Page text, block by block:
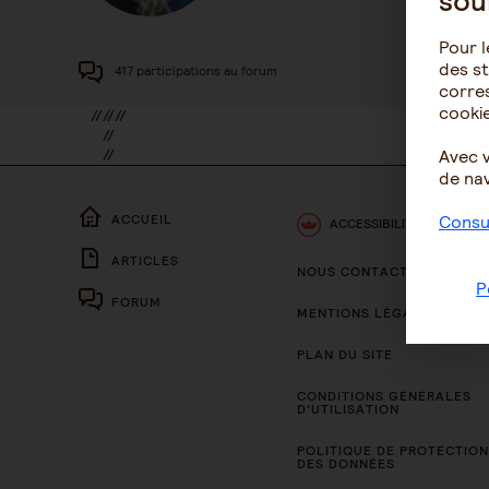
417 participations au forum
////
//
//
//
ACCUEIL
ARTICLES
FORUM
ACCESSIBILITÉ
NOUS CONTACTER
MENTIONS LÉGALES
PLAN DU SITE
CONDITIONS GÉNÉRALES
D’UTILISATION
POLITIQUE DE PROTECTION
DES DONNÉES
Pour
des
Avec
de